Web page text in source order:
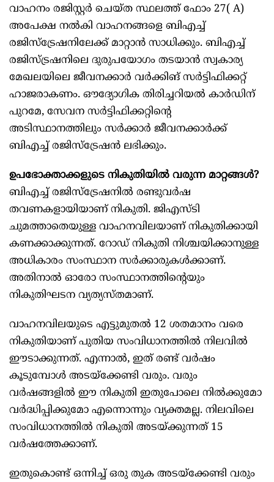
വാഹനം രജിസ്റ്റർ ചെയ്ത സ്ഥലത്ത് ഫോം 27( A)
അപേക്ഷ നൽകി വാഹനങ്ങളെ ബിഎച്ച്
രജിസ്ട്രേഷനിലേക്ക് മാറ്റാൻ സാധിക്കും. ബിഎച്ച്
രജിസ്ട്രഷനിലെ ദുരുപയോഗം തടയാൻ സ്വകാര്യ
മേഖലയിലെ ജീവനക്കാർ വർക്കിങ് സർട്ടിഫിക്കറ്റ്
ഹാജരാകണം. ഔദ്യോഗിക തിരിച്ചറിയൽ കാർഡിന്
പുറമേ, സേവന സർട്ടിഫിക്കറ്റിന്റെ
അടിസ്ഥാനത്തിലും സർക്കാർ ജീവനക്കാർക്ക്
ബിഎച്ച് രജിസ്ട്രേഷൻ ലഭിക്കും.
ഉപഭോക്താക്കളുടെ നികുതിയിൽ വരുന്ന മാറ്റങ്ങൾ?
ബിഎച്ച് രജിസ്‌ട്രേഷനില്‍ രണ്ടുവര്‍ഷ
തവണകളായിയാണ് നികുതി. ജിഎസ്ടി
ചുമത്താതെയുള്ള വാഹനവിലയാണ് നികുതിക്കായി
കണക്കാക്കുന്നത്. റോഡ് നികുതി നിശ്ചയിക്കാനുള്ള
അധികാരം സംസ്ഥാന സര്‍ക്കാരുകള്‍ക്കാണ്.
അതിനാൽ ഓരോ സംസ്ഥാനത്തിന്റെയും
നികുതിഘടന വ്യത്യസ്തമാണ്.
വാഹനവിലയുടെ എട്ടുമുതല്‍ 12 ശതമാനം വരെ
നികുതിയാണ് പുതിയ സംവിധാനത്തില്‍ നിലവിൽ
ഈടാക്കുന്നത്. എന്നാൽ, ഇത് രണ്ട് വർഷം
കൂടുമ്പോൾ അടയ്ക്കേണ്ടി വരും. വരും
വർഷങ്ങളിൽ ഈ നികുതി ഇതുപോലെ നിൽക്കുമോ
വർദ്ധിപ്പിക്കുമോ എന്നൊന്നും വ്യക്തമല്ല. നിലവിലെ
സംവിധാനത്തിൽ നികുതി അടയ്ക്കുന്നത് 15
വർഷത്തേക്കാണ്.
ഇതുകൊണ്ട് ഒന്നിച്ച് ഒരു തുക അടയ്ക്കേണ്ടി വരും